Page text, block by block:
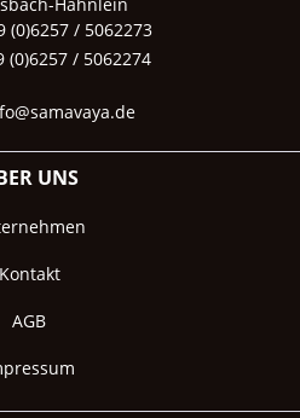
Hähnlein
(0)6257 / 5062273
(0)6257 / 5062274
UNS
Kontakt
AGB